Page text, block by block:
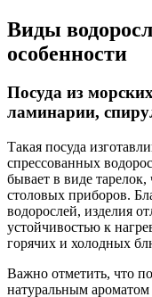
Виды
особенности
Посуда из
ламинарии,
Такая посуда
спрессованных
бывает в виде
столовых приборов.
водорослей, изделия
устойчивостью к
горячих и холодных
Важно отметить, что
натуральным